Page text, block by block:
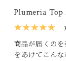
Plumeria Top
★★★★★
商品が届くの
をあけてこん